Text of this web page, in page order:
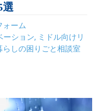
選
ォーム
ーション, ミドル向けリ
らしの困りごと相談室